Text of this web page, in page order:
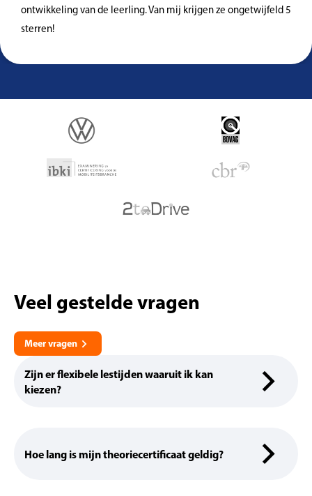
ontwikkeling van de leerling. Van mij krijgen ze ongetwijfeld 5
sterren!
Veel gestelde vragen
Meer vragen
Zijn er flexibele lestijden waaruit ik kan
kiezen?
Hoe lang is mijn theoriecertificaat geldig?